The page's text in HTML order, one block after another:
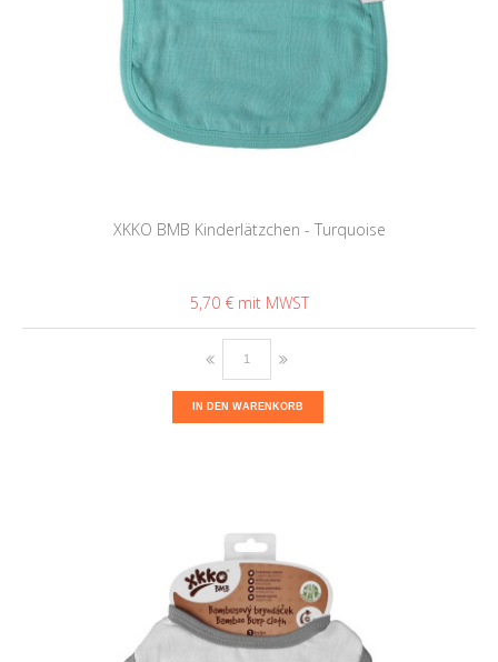
XKKO BMB Kinderlätzchen - Turquoise
5,70 €
IN DEN WARENKORB